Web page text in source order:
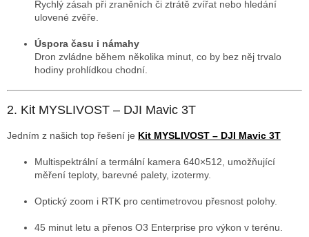
Rychlý zásah při zraněních či ztrátě zvířat nebo hledání
ulovené zvěře.
Úspora času i námahy
Dron zvládne během několika minut, co by bez něj trvalo
hodiny prohlídkou chodní.
2. Kit MYSLIVOST – DJI Mavic 3T
Jedním z našich top řešení je Kit MYSLIVOST – DJI Mavic 3T
Multispektrální a termální kamera 640×512, umožňující
měření teploty, barevné palety, izotermy.
Optický zoom i RTK pro centimetrovou přesnost polohy.
45 minut letu a přenos O3 Enterprise pro výkon v terénu.